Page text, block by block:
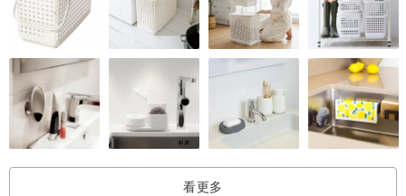
『Lavender 薰衣草』
薰衣草特有的乾淨、純淨又療癒的氣味，彷彿陽光曬後的味道， 令人
想大口呼吸、好好的舒暢身心 。
前：佛手柑｜檸檬
中：艾蒿｜薰衣草｜桉樹
後：雪松木｜廣藿香
看更多